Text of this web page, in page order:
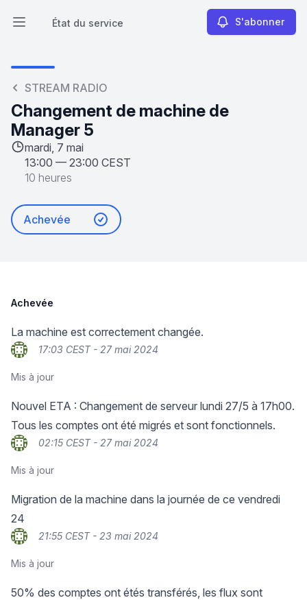
Ouvrir le menu principal
État du service
État du service S'abonner
STREAM RADIO
Changement de machine de
Manager 5
mardi, 7 mai
13:00 — 23:00 CEST
10 heures
Achevée
Achevée
La machine est correctement changée.
17:03 CEST - 27 mai 2024
Mis à jour
Nouvel ETA : Changement de serveur lundi 27/5 à 17h00.
Tous les comptes ont été migrés et sont fonctionnels.
02:15 CEST - 27 mai 2024
Mis à jour
Migration de la machine dans la journée de ce vendredi
24
21:55 CEST - 23 mai 2024
Mis à jour
50% des comptes ont étés transférés, les flux sont